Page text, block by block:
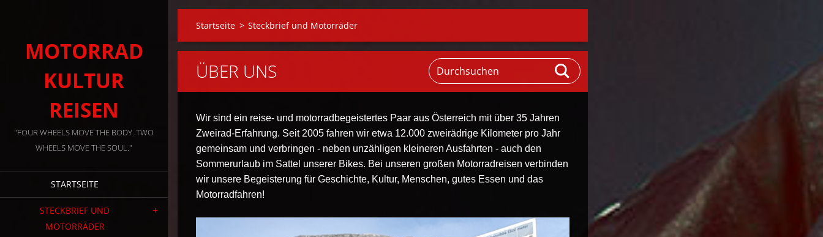
MOTORRAD
KULTUR
REISEN
"FOUR WHEELS MOVE THE BODY. TWO
WHEELS MOVE THE SOUL."
STARTSEITE
STECKBRIEF UND
MOTORRÄDER
Startseite > Steckbrief und Motorräder
ÜBER UNS
Wir sind ein reise- und motorradbegeistertes Paar aus Österreich mit über 35 Jahren
Zweirad-Erfahrung. Seit 2005 fahren wir etwa 12.000 zweirädrige Kilometer pro Jahr
gemeinsam und verbringen - neben unzähligen kleineren Ausfahrten - auch den
Sommerurlaub im Sattel unserer Bikes. Bei unseren großen Motorradreisen verbinden
wir unsere Begeisterung für Geschichte, Kultur, Menschen, gutes Essen und das
Motorradfahren!